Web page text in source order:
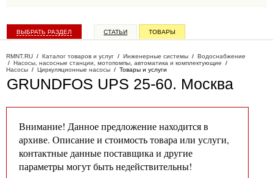
ВЫБРАТЬ РАЗДЕЛ СТАТЬИ ТОВАРЫ
RMNT.RU / Каталог товаров и услуг / Инженерные системы / Водоснабжение
/ Насосы, насосные станции, мотопомпы, автоматика и комплектующие /
Насосы / Циркуляционные насосы / Товары и услуги
GRUNDFOS UPS 25-60. Москва
Внимание! Данное предложение находится в
архиве. Описание и стоимость товара или услуги,
контактные данные поставщика и другие
параметры могут быть недействительны!